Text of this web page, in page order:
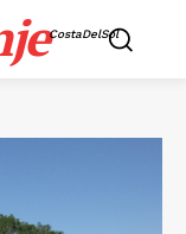
CostaDelSol